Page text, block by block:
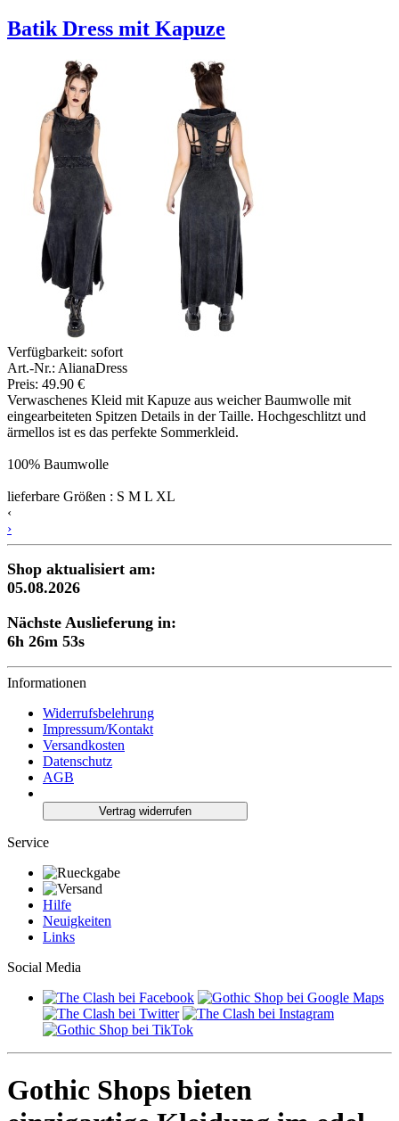
Batik Dress mit Kapuze
Verfügbarkeit: sofort
Art.-Nr.: AlianaDress
Preis: 49.90 €
Verwaschenes Kleid mit Kapuze aus weicher Baumwolle mit
eingearbeiteten Spitzen Details in der Taille. Hochgeschlitzt und
ärmellos ist es das perfekte Sommerkleid.
100% Baumwolle
lieferbare Größen : S M L XL
‹
›
Shop aktualisiert am:
05.08.2026
Nächste Auslieferung in:
6h 26m 52s
Informationen
Widerrufsbelehrung
Impressum/Kontakt
Versandkosten
Datenschutz
AGB
Vertrag widerrufen
Service
Hilfe
Neuigkeiten
Links
Social Media
Gothic Shops bieten